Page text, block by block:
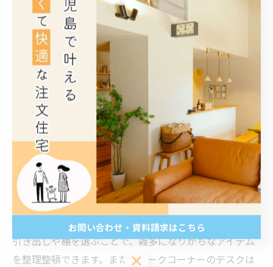
ース以上の価値を持つことがわかります。
実用性とデザイン性を両立させるワークコーナーのイ
ンテリア提案
キッチン横ワークコーナーは、機能的であるだけでな
く、住まいの美観にも配慮したデザインが求められま
す。例えば、キッチンのインテリアと調和するカラーや
素材を用いることで空間に統一感を持たせられます。照
明は手元が明るくなるように計画し、作業効率を高める
と共にリラックスできる雰囲気を演出することが重要で
す。収納家具は見た目にも美しく、かつ使い勝手が良い
引き出しや棚を選ぶことで、雑多になりがちなアイテム
を整理整頓できます。また、ワークコーナーのデスクは
お問い合わせ・資料請求はこちら
お問い合わせ・資料請求はこちら